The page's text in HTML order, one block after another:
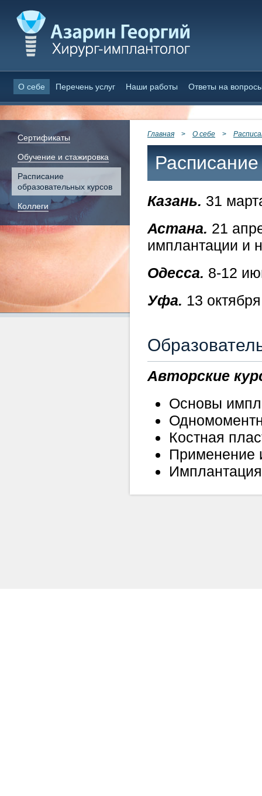
О себе Перечень услуг Наши работы Ответы на
Сертификаты
Обучение и стажировка
Расписание
образовательных курсов
Коллеги
Главная > О себе >
Казань. 31
Астана. 21
имплантации и
Одесса. 8-12
Уфа. 13
Авторские
Основы
Костная
Применение